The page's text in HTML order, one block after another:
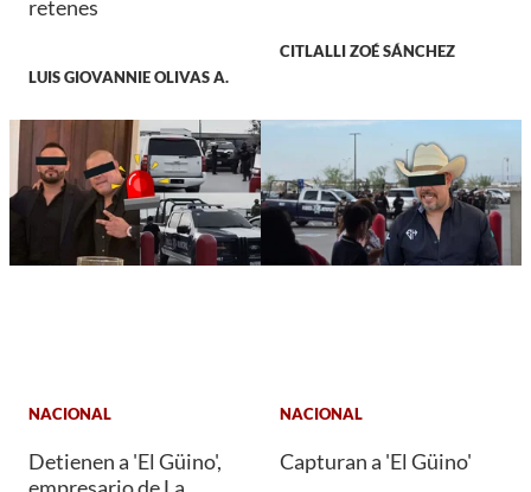
retenes
LUIS GIOVANNIE OLIVAS A.
CITLALLI ZOÉ SÁNCHEZ
NACIONAL
Detienen a 'El Güino',
NACIONAL
Capturan a 'El Güino'